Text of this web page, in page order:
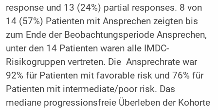
response und 13 (24%) partial responses. 8 von
14 (57%) Patienten mit Ansprechen zeigten bis
zum Ende der Beobachtungsperiode Ansprechen,
unter den 14 Patienten waren alle IMDC-
Risikogruppen vertreten. Die Ansprechrate war
92% für Patienten mit favorable risk und 76% für
Patienten mit intermediate/poor risk. Das
mediane progressionsfreie Überleben der Kohorte